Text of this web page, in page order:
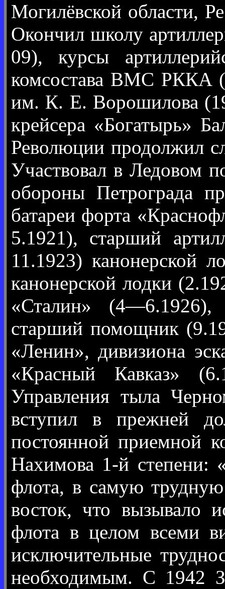
Могилёвской области,
Окончил школу
09), курсы
комсостава ВМС РККА
им. К. Е. Ворошилова
крейсера «Богатырь»
Революции продолжил
Участвовал в Ледовом
обороны Петрограда
батареи форта
5.1921), старший
11.1923) канонерской
канонерской лодки
«Сталин» (4—6.1926),
старший помощник
«Ленин», дивизиона
«Красный Кавказ»
Управления тыла
вступил в прежней
постоянной приемной
Нахимова 1-й степени:
флота, в самую
восток, что вызывало
флота в целом всеми
исключительные
необходимым. С 1942